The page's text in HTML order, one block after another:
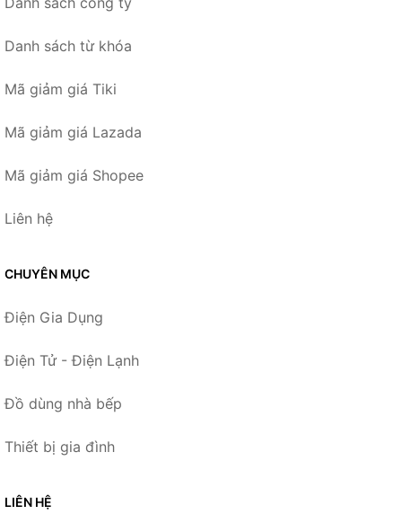
Danh sách từ khóa
Mã giảm giá Tiki
Mã giảm giá Lazada
Mã giảm giá Shopee
Liên hệ
CHUYÊN MỤC
Điện Gia Dụng
Điện Tử - Điện Lạnh
Đồ dùng nhà bếp
Thiết bị gia đình
LIÊN HỆ